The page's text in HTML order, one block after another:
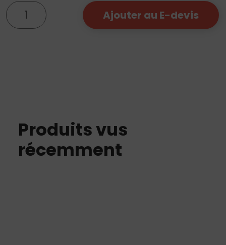
quantité
de
Abri
Ajouter au E-devis
Produits vus
récemment